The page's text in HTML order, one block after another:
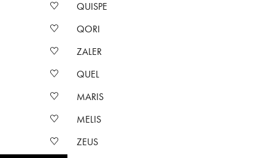
QUISPE
QORI
ZALER
QUEL
MARIS
MELIS
ZEUS